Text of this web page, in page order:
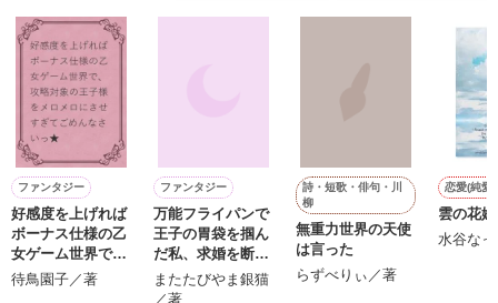
た上、同居まで提案してきて──？
鷹哉『宜しくな、俺の雛子』🦅
雛子『俺の……ひぃ、雛子？！！！』🐥
シゴデキで冷徹な上司が見せる素顔は、なぜか想像以上に甘く
て……🐥💓🦅
※表紙も作中使用の画像も全てフリー素材です。
※執筆期間2026.6.3〜7.20完結です。
※他サイトさんにて恋愛トレンド1位でした〜良かったら読ん
で頂けると嬉しいです。
ファンタジー
好感度を上げれば
ボーナス仕様の乙
女ゲーム世界で、
攻略対象の王子様
待鳥園子／著
ファンタジー
万能フライパンで
王子の胃袋を掴ん
だ私、求婚を断っ
て無双する！
またたびやま銀猫
／著
詩・短歌・俳句・川
柳
無重力世界の天使
は言った
らずべりぃ／著
恋愛(純愛)
雲の花嫁
水谷な